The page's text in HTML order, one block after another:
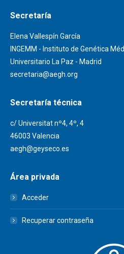
Secretaría
Elena Vallespín García
INGEMM - Instituto de Genética
Universitario La Paz - Madrid
secretaria@aegh.org
Secretaría técnica
c/ Universitat nº4, 4º, 4
46003 Valencia
aegh@geyseco.es
Área privada
Acceder
Recuperar contraseña